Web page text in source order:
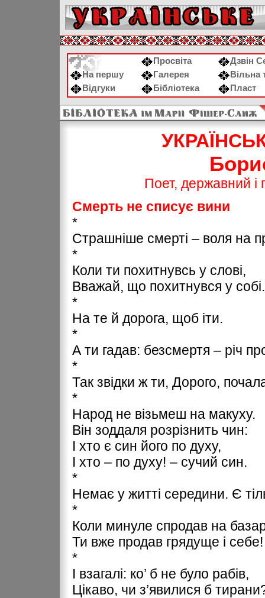
Просвіта
Дзвін
На першу
Галерея
Вільна
Відгуки
Бібліотека Пласт
Поет, державний і
Смерть не списує вини
*
Страшніше смерті – воля на
*
Коли ти похитнувсь у слові,
Вважай, що похитнувся у собі.
*
На те й дорога, щоб іти.
*
А ти гадав: безсмертя – річ
*
Так звідки ж ти, Дорого,
*
Народ не візьмеш на макуху.
Він зоддаля розрізнить чин:
І хто є син його по духу,
І хто – по духу! – сучий син.
*
Немає у житті середини. Є
*
Коли минуле спродав на
Ти вже продав грядуще і себе!
*
І взагалі: ко’ б не було рабів,
Цікаво, чи з’явилися б